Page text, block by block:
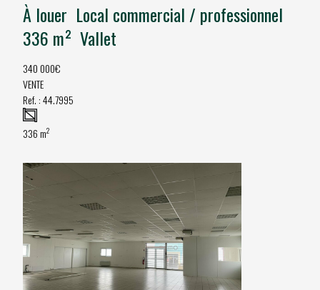
À louer  Local commercial / professionnel 
336 m²  Vallet
340 000€
VENTE
Ref. :44.7995
336 m2